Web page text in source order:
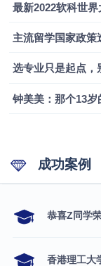
最新2022软科世
主流留学国家政策
选专业只是起点
成功案例
恭喜Z同学
香港理工大